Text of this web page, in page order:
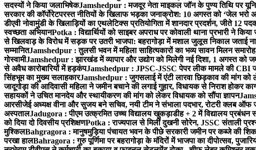
सदस्यों ने किया जलाभिषेकJamshedpur : मजदूर नेता माइकल जॉन के पुण्य तिथि पर
सरकार की कॉर्पोरेटपरस्त नीतियों के खिलाफ भड़का जनाक्रोश: 10 अगस्त को ‘जेल भरो
डीएवी नोवामुंडी के खिलाड़ियों का एथलेटिक्स प्रतियोगिता में शानदार प्रदर्शन, जीते 12
स्वच्छता अभियानPotka : विद्यार्थियों को साइबर अपराध पर कोवाली थाना प्रभारी ने
से खिलवाड़ के विरोध में सड़क पर उतरी भाजपा: बहरागोड़ा में मशाल जुलूस निकाल जताई
सम्मानितJamshedpur : तुलसी भवन में महिला साहित्यकारों का भव्य सावन मिलन
गोस्वामीJamshedpur : झारखंड में व्यापार और उद्योग को मिलेगी नई दिशा, 1 अगस्त को
से अवैध कारोबारियों में हड़कंपJamshedpur : JPSC-JSSC पेपर लीक मामले की CBI
सिंहभूम का मुख्य सलाहकारJamshedpur : जुगसलाई में एंटी लारवा छिड़काव की मांग को
जादूगोड़ा की आदिवासी महिला ने जमीन बचाने की लगाई गुहार, विधायक से निराश होकर
सहायकों ने उचित मानदेय और स्थायीकरण की मांग को लेकर विधायक को सौंपा ज्ञापन
आरसीजेई अध्यक्ष वीना और सुजय बने सचिव, नयी टीम ने संभाला पदभार, रोटरी क्लब ऑफ
अस्पतालJadugora : पीएम उत्क्रमित उच्च विद्यालय खुकड़ाडीह + 2 में विद्यालय प्रबंधन
को दिया दो दिवसीय प्रशिक्षणPotka : राज्यपाल से मिलीं दुखनी सोरेन, JSSC संताली
मुश्किलBahgragora : मानुषमुड़िया पंचायत भवन के पीछे सरकारी जमीन पर कब्जे की
परखा हालBahragora : गुरु पूर्णिमा पर बहरागोड़ा के मंदिरों में भाजपा का दीपोत्सव,